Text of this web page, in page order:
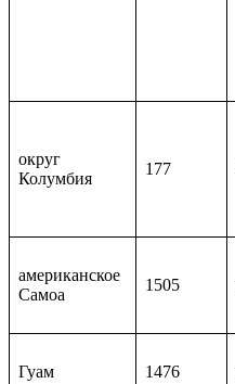
округ
Колумбия
177
американское
Самоа
1505
Гуам 1476